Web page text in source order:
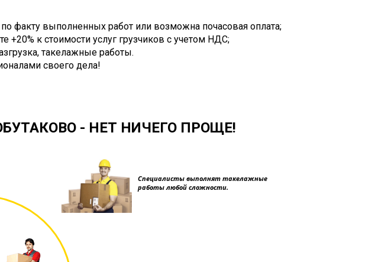
факту выполненных работ или возможна почасовая оплата;
к стоимости услуг грузчиков с учетом НДС;
такелажные работы.
своего дела!
- НЕТ НИЧЕГО ПРОЩЕ!
Специалисты выполнят такелажные
работы любой сложности.